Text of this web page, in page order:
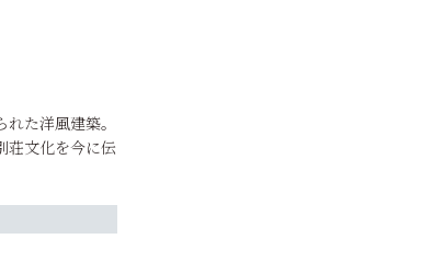
た洋風建築。
荘文化を今に伝